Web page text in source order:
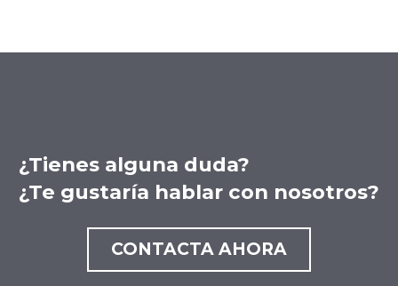
¿Tienes alguna duda?
¿Te gustaría hablar con nosotros?
CONTACTA AHORA